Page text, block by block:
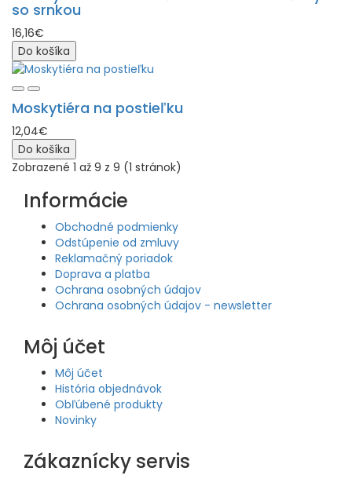
so srnkou
16,16€
Do košíka
Moskytiéra na postieľku
12,04€
Do košíka
Zobrazené 1 až 9 z 9 (1 stránok)
Informácie
Obchodné podmienky
Odstúpenie od zmluvy
Reklamačný poriadok
Doprava a platba
Ochrana osobných údajov
Ochrana osobných údajov - newsletter
Môj účet
Môj účet
História objednávok
Obľúbené produkty
Novinky
Zákaznícky servis